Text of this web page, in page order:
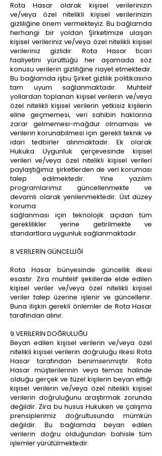
Rota Hasar olarak kişisel verilerinizin
ve/veya özel nitelikli kişisel verilerinizin
gizliliğine önem vermekteyiz. Bu bağlamda
herhangi bir yoldan Şirketimize ulaşan
kişisel verileriniz ve/veya özel nitelikli kişisel
verileriniz gizlidir. Rota Hasar ticari
faaliyetini yürüttüğü her aşamada söz
konusu verilerin gizliliğine riayet etmektedir.
Bu bağlamda işbu Şirket gizlilik politikasına
tam uyum sağlanmaktadır. Muhtelif
yollardan toplanan kişisel verilerin ve/veya
özel nitelikli kişisel verilerin yetkisiz kişilerin
eline geçmemesi, veri sahibin haklarına
zarar gelmemesi-mağdur olmaması ve
verilerin korunabilmesi için gerekli teknik ve
idari tedbirler alınmaktadır. Ek olarak
Hukuka Uygunluk çerçevesinde kişisel
verileri ve/veya özel nitelikli kişisel verileri
paylaştığımız şirketlerden de veri koruması
talep edilmektedir. Yine yazılım
programlarımız güncellenmekte ve
devamlı olarak yenilenmektedir. Üst düzey
koruma
sağlanması için teknolojik açıdan tüm
gereklilikler yerine getirilmekte ve
standartlara uygunluk sağlanmaktadır.
8.VERİLERİN GÜNCELLİĞİ
Rota Hasar bünyesinde güncellik ilkesi
esastır. Zira muhtelif şekillerde elde edilen
kişisel veriler ve/veya özel nitelikli kişisel
veriler talep üzerine işlenir ve güncellenir.
Buna ilişkin gerekli önlemler de Rota Hasar
tarafından alınır.
9.VERİLERİN DOĞRULUĞU
Beyan edilen kişisel verilerin ve/veya özel
nitelikli kişisel verilerin doğruluğu ilkesi Rota
Hasar tarafından benimsenmiştir. Rota
Hasar müşterilerinin veya temas halinde
olduğu gerçek ve tüzel kişilerin beyan ettiği
kişisel verilerin ve/veya özel nitelikli kişisel
verilerin doğruluğunu araştırmak zorunda
değildir. Zira bu husus Hukuken ve çalışma
prensiplerimiz doğrultusunda mümkün
değildir. Bu bağlamda beyan edilen
verilerin doğru olduğundan bahisle tüm
işlemler yürütülmektedir.